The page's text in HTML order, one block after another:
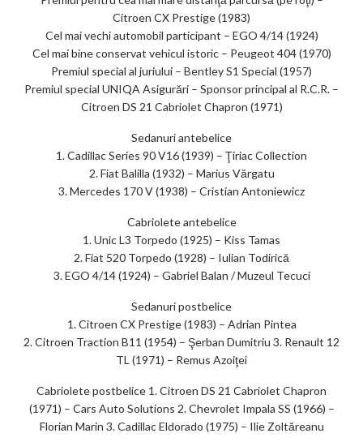
Citroen CX Prestige (1983)
Cel mai vechi automobil participant – EGO 4/14 (1924)
Cel mai bine conservat vehicul istoric – Peugeot 404 (1970)
Premiul special al juriului – Bentley S1 Special (1957)
Premiul special UNIQA Asigurări – Sponsor principal al R.C.R. –
Citroen DS 21 Cabriolet Chapron (1971)
Sedanuri antebelice
1. Cadillac Series 90 V16 (1939) – Ţiriac Collection
2. Fiat Balilla (1932) – Marius Vărgatu
3. Mercedes 170 V (1938) – Cristian Antoniewicz
Cabriolete antebelice
1. Unic L3 Torpedo (1925) – Kiss Tamas
2. Fiat 520 Torpedo (1928) – Iulian Todirică
3. EGO 4/14 (1924) – Gabriel Balan / Muzeul Tecuci
Sedanuri postbelice
1. Citroen CX Prestige (1983) – Adrian Pintea
2. Citroen Traction B11 (1954) – Şerban Dumitriu 3. Renault 12
TL (1971) – Remus Azoiţei
Cabriolete postbelice 1. Citroen DS 21 Cabriolet Chapron
(1971) – Cars Auto Solutions 2. Chevrolet Impala SS (1966) –
Florian Marin 3. Cadillac Eldorado (1975) – Ilie Zoltăreanu